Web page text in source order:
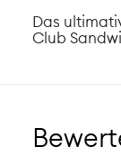
Das
Club